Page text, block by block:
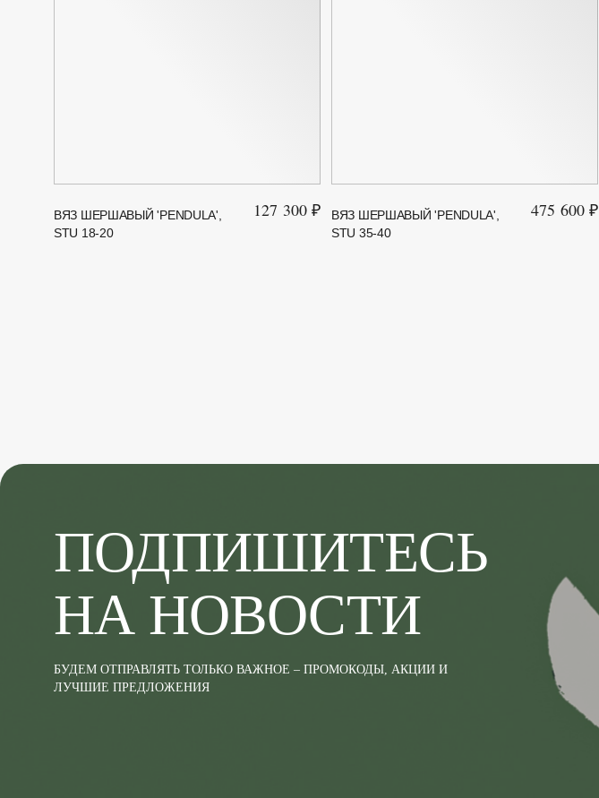
ВЯЗ ШЕРШАВЫЙ 'PENDULA',
STU 18-20
127 300 ₽
ВЯЗ ШЕРШАВЫЙ 'PENDULA',
STU 35-40
475 600 ₽
ПОДПИШИТЕСЬ
НА НОВОСТИ
БУДЕМ ОТПРАВЛЯТЬ ТОЛЬКО ВАЖНОЕ – ПРОМОКОДЫ, АКЦИИ И
ЛУЧШИЕ ПРЕДЛОЖЕНИЯ